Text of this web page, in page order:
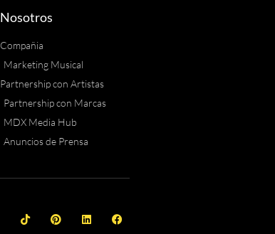
Nosotros
Compañia
Marketing Musical
Partnership con Artistas
Partnership con Marcas
MDX Media Hub
Anuncios de Prensa